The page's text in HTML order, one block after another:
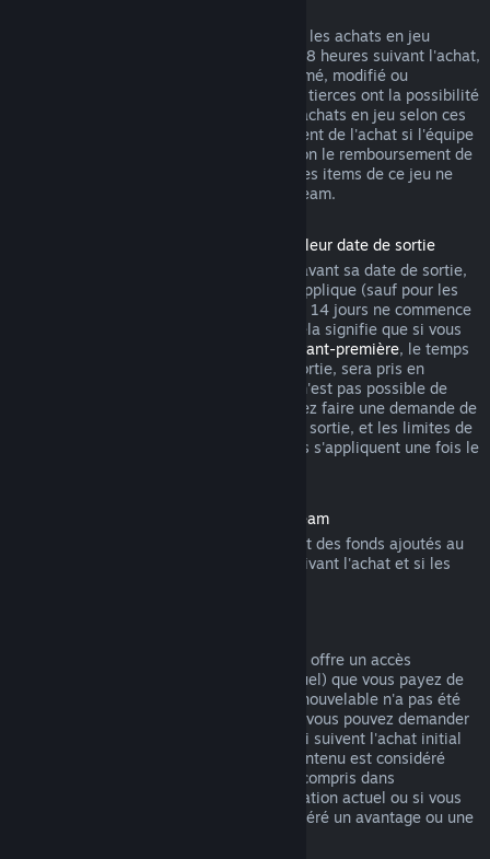
Steam propose des remboursements pour les achats en jeu
effectués dans les jeux Valve durant les 48 heures suivant l'achat,
tant que l'item en jeu n'a pas été consommé, modifié ou
transféré. Les équipes de développement tierces ont la possibilité
d'autoriser les remboursements pour les achats en jeu selon ces
mêmes termes. Steam indiquera au moment de l'achat si l'équipe
de développement du jeu a autorisé ou non le remboursement de
l'item. Dans le cas contraire, les achats des items de ce jeu ne
pourront pas vous être remboursés via Steam.
Remboursement des titres achetés avant leur date de sortie
Lorsque vous achetez un titre sur Steam avant sa date de sortie,
la limite habituelle de 2 heures de jeu s'applique (sauf pour les
périodes de test bêta), mais la période de 14 jours ne commence
qu'à partir de la date de sortie du titre. Cela signifie que si vous
avant-première, le temps
de jeu total, y compris avant la date de sortie, sera pris en
compte. Si vous préachetez un titre qu'il n'est pas possible de
lancer avant sa date de sortie, vous pouvez faire une demande de
remboursement n'importe quand avant sa sortie, et les limites de
14 jours ou de 2 heures de jeu habituelles s'appliquent une fois le
Remboursements sur le portemonnaie Steam
Vous pouvez demander un remboursement des fonds ajoutés au
portemonnaie Steam dans les 14 jours suivant l'achat et si les
Pour certains contenus et services, Steam offre un accès
périodique (par exemple mensuel ou annuel) que vous payez de
manière récurrente. Si un abonnement renouvelable n'a pas été
utilisé au cours d'un cycle de facturation, vous pouvez demander
un remboursement dans les 48 heures qui suivent l'achat initial
ou un renouvellement automatique. Le contenu est considéré
comme utilisé si vous avez joué à un jeu compris dans
l'abonnement au cours du cycle de facturation actuel ou si vous
avez utilisé, consommé, modifié ou transféré un avantage ou une